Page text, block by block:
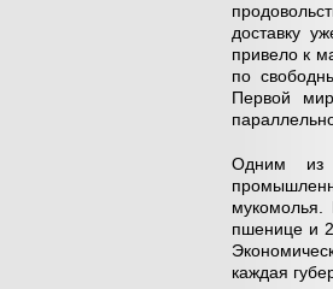
доставку
привело к
по
Первой
Одним из
мукомолья.
пшенице и
каждая